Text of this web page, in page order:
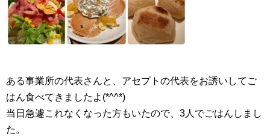
ある事業所の代表さんと、アセプトの代表をお誘いしてご
はん食べてきましたよ(*^^*)
当日急遽これなくなった方もいたので、3人でごはんしまし
た。